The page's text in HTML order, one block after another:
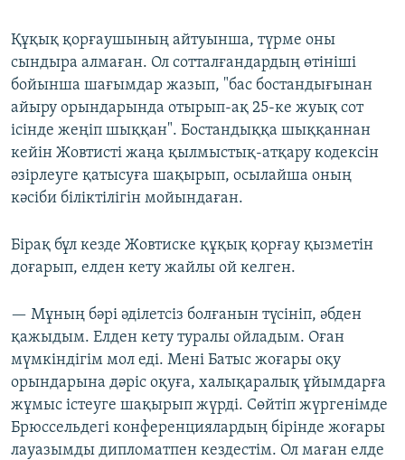
Құқық қорғаушының айтуынша, түрме оны
сындыра алмаған. Ол сотталғандардың өтініші
бойынша шағымдар жазып, "бас бостандығынан
айыру орындарында отырып-ақ 25-ке жуық сот
ісінде жеңіп шыққан". Бостандыққа шыққаннан
кейін Жовтисті жаңа қылмыстық-атқару кодексін
әзірлеуге қатысуға шақырып, осылайша оның
кәсіби біліктілігін мойындаған.
Бірақ бұл кезде Жовтиске құқық қорғау қызметін
доғарып, елден кету жайлы ой келген.
— Мұның бәрі әділетсіз болғанын түсініп, әбден
қажыдым. Елден кету туралы ойладым. Оған
мүмкіндігім мол еді. Мені Батыс жоғары оқу
орындарына дәріс оқуға, халықаралық ұйымдарға
жұмыс істеуге шақырып жүрді. Сөйтіп жүргенімде
Брюссельдегі конференциялардың бірінде жоғары
лауазымды дипломатпен кездестім. Ол маған елде